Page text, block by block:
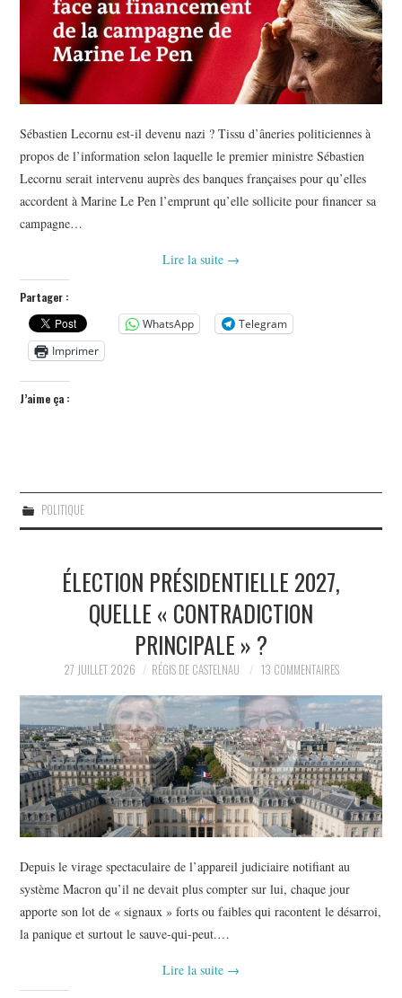
Sébastien Lecornu est-il devenu nazi ? Tissu d’âneries politiciennes à
propos de l’information selon laquelle le premier ministre Sébastien
Lecornu serait intervenu auprès des banques françaises pour qu’elles
accordent à Marine Le Pen l’emprunt qu’elle sollicite pour financer sa
campagne…
Lire la suite →
Partager :
WhatsApp
Telegram
Imprimer
J’aime ça :
POLITIQUE
ÉLECTION PRÉSIDENTIELLE 2027,
QUELLE « CONTRADICTION
PRINCIPALE » ?
27 JUILLET 2026 RÉGIS DE CASTELNAU 13 COMMENTAIRES
Depuis le virage spectaculaire de l’appareil judiciaire notifiant au
système Macron qu’il ne devait plus compter sur lui, chaque jour
apporte son lot de « signaux » forts ou faibles qui racontent le désarroi,
la panique et surtout le sauve-qui-peut.…
Lire la suite →